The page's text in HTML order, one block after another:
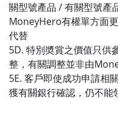
關型號產品 / 有關型號產
MoneyHero有權單方面
代替
5D. 特別奬賞之價值只供
整，有關調整並非由
5E. 客戶即使成功申請相
獲有關銀行確認，仍不能